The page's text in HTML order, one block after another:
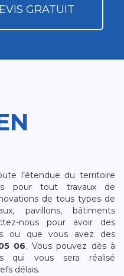
GRATUIT
l’étendue du territoire
pour tout travaux de
de tous types de
pavillons, bâtiments
nous pour avoir des
ou que vous avez des
06. Vous pouvez dès à
qui vous sera réalisé
délais.